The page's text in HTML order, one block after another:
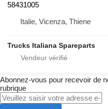
58431005
Italie, Vicenza, Thiene
Trucks Italiana Spareparts
Abonnez-vous pour recevoir de
rubrique